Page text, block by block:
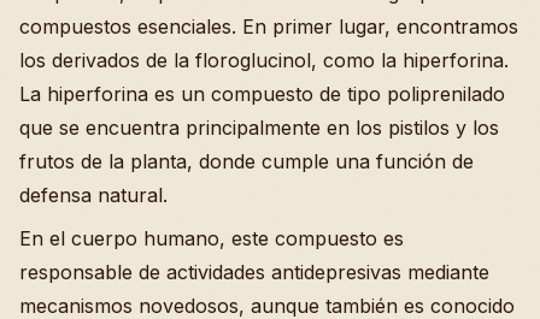
compuestos esenciales. En primer lugar, encontramos
los derivados de la floroglucinol, como la hiperforina.
La hiperforina es un compuesto de tipo poliprenilado
que se encuentra principalmente en los pistilos y los
frutos de la planta, donde cumple una función de
defensa natural.
En el cuerpo humano, este compuesto es
responsable de actividades antidepresivas mediante
mecanismos novedosos, aunque también es conocido